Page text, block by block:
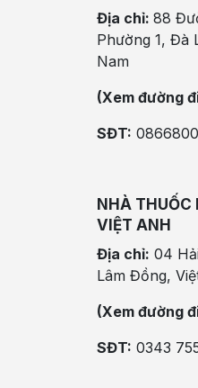
Địa chỉ: 88
Phường 1, Đà
Nam
(Xem đường
SĐT:
NHÀ THUỐC
VIỆT ANH
Địa chỉ: 04
Lâm Đồng,
(Xem đường
SĐT: 0343